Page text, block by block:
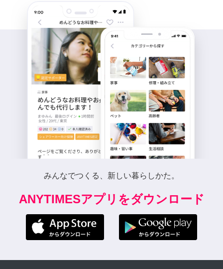
みんなでつくる、新しい暮らしかた。
ANYTIMESアプリをダウンロード